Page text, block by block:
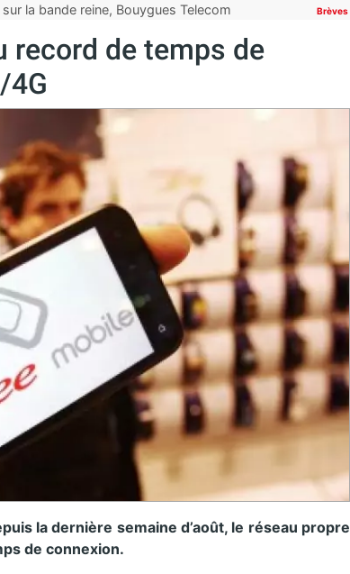
la bande reine, Bouygues Telecom
Brèves
record de temps de
4G
la dernière semaine d’août, le réseau propre
de connexion.